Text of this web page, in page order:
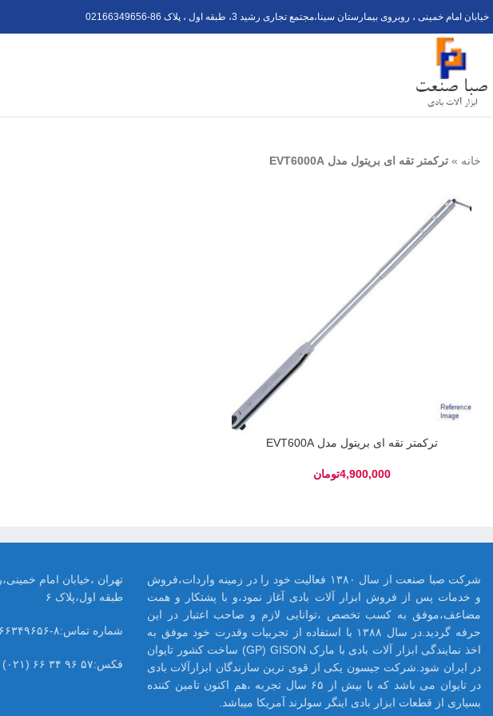
خیابان امام خمینی ، روبروی بیمارستان سینا،مجتمع تجاری رشید 3، طبقه اول ، پلاک 6 02166349656-8
خانه » ترکمتر تقه ای بریتول مدل EVT6000A
ترکمتر تقه ای بریتول مدل EVT600A
تومان
طبقه اول،پلاک ۶
شماره تماس:۸-۶۶۳۴۹۶۵۶ ( ۰۲۱)
فکس:۵۷ ۹۶ ۳۴ ۶۶ (۰۲۱)
شرکت صبا صنعت از سال ۱۳۸۰ فعالیت خود را در زمینه واردات،فروش
و خدمات پس از فروش ابزار آلات بادی آغاز نمود،و با پشتکار و همت
مضاعف،موفق به کسب تخصص ،توانایی لازم و صاحب اعتبار در این
حرفه گردید.در سال ۱۳۸۸ با استفاده از تجربیات وقدرت خود موفق به
اخذ نمایندگی ابزار آلات بادی با مارک GP) GISON) ساخت کشور تایوان
در ایران شود.شرکت جیسون یکی از قوی ترین سازندگان ابزارآلات بادی
در تایوان می باشد که با بیش از ۶۵ سال تجربه ،هم اکنون تامین کننده
بسیاری از قطعات ابزار بادی اینگر سولرند آمریکا میباشد.